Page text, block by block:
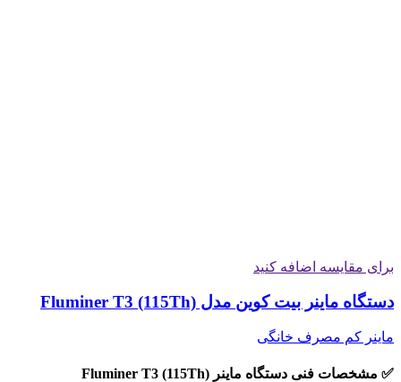
برای مقایسه اضافه کنید
دستگاه ماینر بیت کوین مدل Fluminer T3 (115Th)
ماینر کم مصرف خانگی
✅ مشخصات فنی دستگاه ماینر Fluminer T3 (115Th)